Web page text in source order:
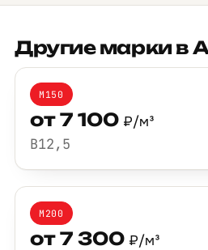
Другие марки в
М150
от 7 100 ₽/м³
B12,5
М200
от 7 300 ₽/м³